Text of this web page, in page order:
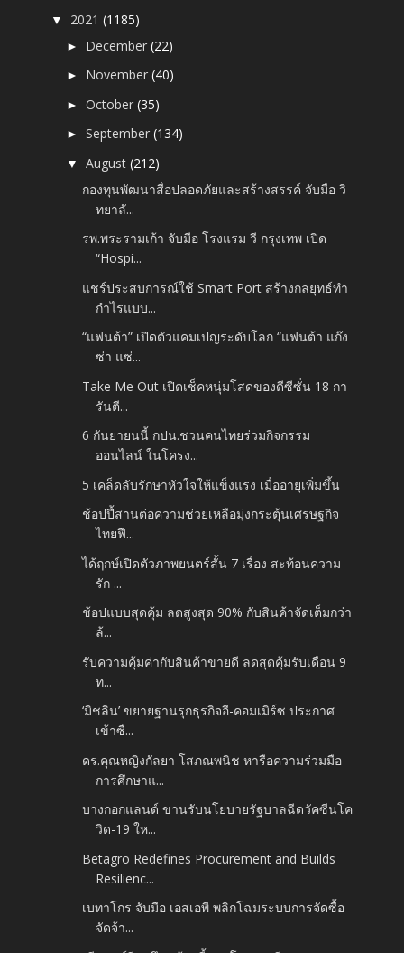
▼ 2021(1185)
► December(22)
► November(40)
►October(35)
►September(134)
▼August(212)
กองทุนพัฒนาสื่อปลอดภัยและสร้างสรรค์ จับมือ วิ
ทยาลั...
รพ.พระรามเก้า จับมือ โรงแรม วี กรุงเทพ เปิด
“Hospi...
แชร์ประสบการณ์ใช้ Smart Port สร้างกลยุทธ์ทำ
กำไรแบบ...
“แฟนต้า” เปิดตัวแคมเปญระดับโลก “แฟนต้า แก๊ง
ซ่า แซ่...
Take Me Out เปิดเช็คหนุ่มโสดของดีซีซั่น 18 กา
รันตี...
6 กันยายนนี้ กปน.ชวนคนไทยร่วมกิจกรรม
ออนไลน์ ในโครง...
5 เคล็ดลับรักษาหัวใจให้แข็งแรง เมื่ออายุเพิ่มขึ้น
ช้อปปี้สานต่อความช่วยเหลือมุ่งกระตุ้นเศรษฐกิจ
ไทยฟื...
ได้ฤกษ์เปิดตัวภาพยนตร์สั้น 7 เรื่อง สะท้อนความ
รัก ...
ช้อปแบบสุดคุ้ม ลดสูงสุด 90% กับสินค้าจัดเต็มกว่า
ล้...
รับความคุ้มค่ากับสินค้าขายดี ลดสุดคุ้มรับเดือน 9
ท...
‘มิชลิน’ ขยายฐานรุกธุรกิจอี-คอมเมิร์ซ ประกาศ
เข้าซื...
ดร.คุณหญิงกัลยา โสภณพนิช หารือความร่วมมือ
การศึกษาแ...
บางกอกแลนด์ ขานรับนโยบายรัฐบาลฉีดวัคซีนโค
วิด-19 ให...
Betagro Redefines Procurement and Builds
Resilienc...
เบทาโกร จับมือ เอสเอพี พลิกโฉมระบบการจัดซื้อ
จัดจ้า...